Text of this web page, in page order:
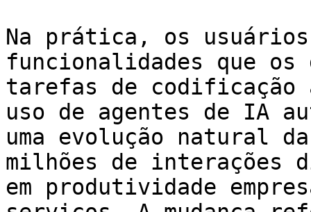
Na prática, os usuários
funcionalidades que os
tarefas de codificação
uso de agentes de IA
uma evolução natural
milhões de interações
em produtividade